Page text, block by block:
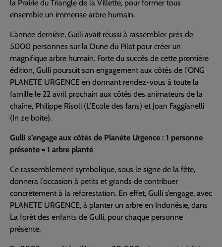
la Prairie du Triangle de la Villette, pour former tous
ensemble un immense arbre humain.
L’année dernière, Gulli avait réussi à rassembler près de
5000 personnes sur la Dune du Pilat pour créer un
magnifique arbre humain. Forte du succès de cette première
édition, Gulli poursuit son engagement aux côtés de l’ONG
PLANETE URGENCE en donnant rendez-vous à toute la
famille le 22 avril prochain aux côtés des animateurs de la
chaîne, Philippe Risoli (L’Ecole des fans) et Joan Faggianelli
(In ze boite).
Gulli s’engage aux côtés de Planète Urgence : 1 personne
présente = 1 arbre planté
Ce rassemblement symbolique, sous le signe de la fête,
donnera l’occasion à petits et grands de contribuer
concrètement à la reforestation. En effet, Gulli s’engage, avec
PLANETE URGENCE, à planter un arbre en Indonésie, dans
La forêt des enfants de Gulli, pour chaque personne
présente.